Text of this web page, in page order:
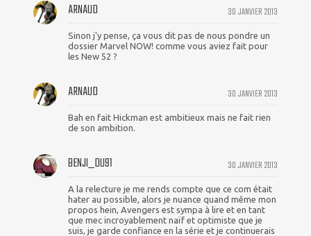
30 JANVIER 2013
ARNAUD
Sinon j'y pense, ça vous dit pas de nous pondre un
dossier Marvel NOW! comme vous aviez fait pour
les New 52 ?
30 JANVIER 2013
ARNAUD
Bah en fait Hickman est ambitieux mais ne fait rien
de son ambition.
30 JANVIER 2013
BENJI_DU91
A la relecture je me rends compte que ce com était
hater au possible, alors je nuance quand même mon
propos hein, Avengers est sympa à lire et en tant
que mec incroyablement naïf et optimiste que je
suis, je garde confiance en la série et je continuerais